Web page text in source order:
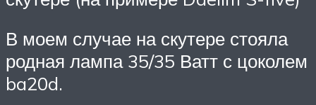
В моем случае на скутере стояла
родная лампа 35/35 Ватт с цоколем
ba20d.